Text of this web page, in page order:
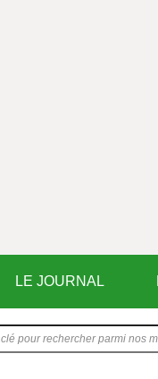
LE JOURNAL